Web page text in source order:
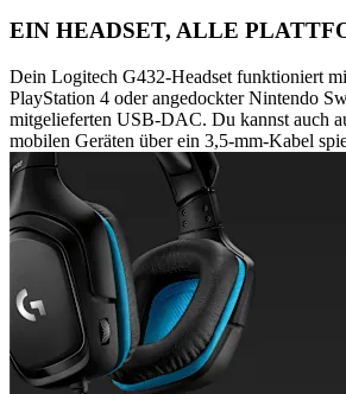
EIN HEADSET, ALLE
Dein Logitech G432-Headset funktioniert
PlayStation 4 oder angedockter Nintendo
mitgelieferten USB-DAC. Du kannst auch
mobilen Geräten über ein 3,5-mm-Kabel